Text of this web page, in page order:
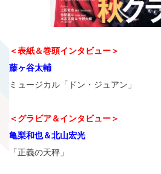
＜表紙＆巻頭インタビュー＞
藤ヶ谷太輔
ミュージカル「ドン・ジュアン」
＜グラビア＆インタビュー＞
亀梨和也＆北山宏光
「正義の天秤」